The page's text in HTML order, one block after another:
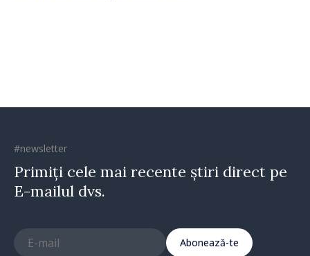
#newsletter
Primiți cele mai recente știri direct pe
E-mailul dvs.
Abonează-te